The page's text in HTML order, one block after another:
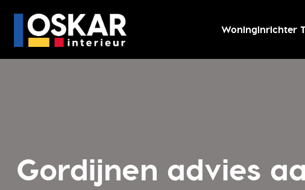
Woninginrichter
Gordijnen advies